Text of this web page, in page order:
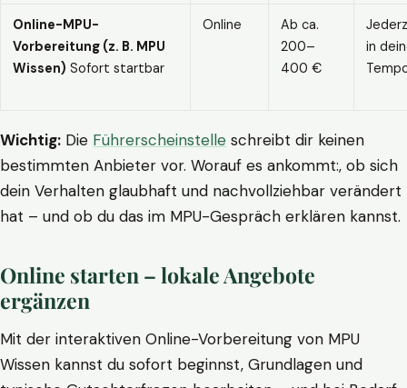
Online-MPU-
Vorbereitung (z. B. MPU
Wissen) Sofort startbar
Online
Ab ca.
200–
400 €
in
Wichtig: Die Führerscheinstelle schreibt dir keinen
bestimmten Anbieter vor. Worauf es ankommt:, ob sich
dein Verhalten glaubhaft und nachvollziehbar verändert
hat – und ob du das im MPU-Gespräch erklären kannst.
Online starten – lokale Angebote
ergänzen
Mit der interaktiven Online-Vorbereitung von MPU
Wissen kannst du sofort beginnst, Grundlagen und